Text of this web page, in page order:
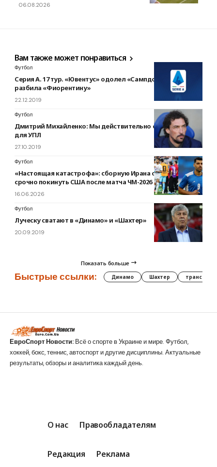
06.08.2026
Вам также может понравиться
Футбол
Серия А. 17 тур. «Ювентус» одолел «Сампдорию», «Рома»
разбила «Фиорентину»
22.12.2019
Футбол
Дмитрий Михайленко: Мы действительно очень слабы
для УПЛ
27.10.2019
Футбол
«Настоящая катастрофа»: сборную Ирана обязали
срочно покинуть США после матча ЧМ-2026
16.06.2026
Футбол
Луческу сватают в «Динамо» и «Шахтер»
20.09.2019
Показать больше
Быстрые ссылки: Динамо Шахтер трансферы
ЕвроСпорт Новости: Всё о спорте в Украине и мире. Футбол,
хоккей, бокс, теннис, автоспорт и другие дисциплины. Актуальные
результаты, обзоры и аналитика каждый день.
О нас Правообладателям
Редакция Реклама